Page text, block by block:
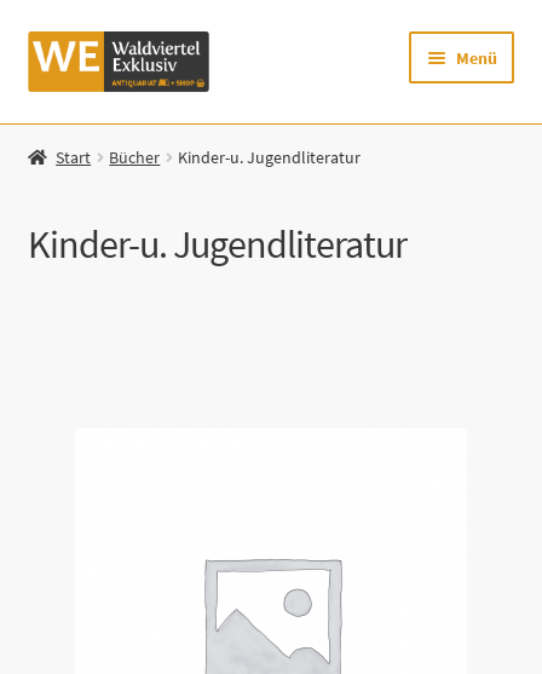
Zur
Navigation
Zum
Inhalt
Menü
Startseite
Mein Konto
Start Bücher Kinder-u. Jugendliteratur
Kinder-u. Jugendliteratur